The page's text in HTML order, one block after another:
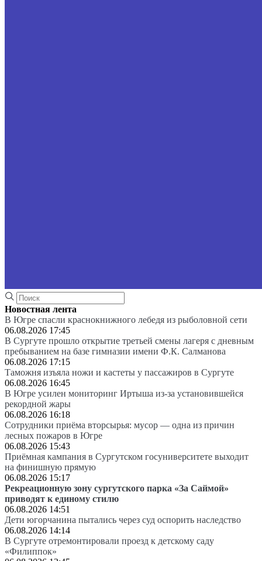
Новостная лента
В Югре спасли краснокнижного лебедя из рыболовной сети
06.08.2026 17:45
В Сургуте прошло открытие третьей смены лагеря с дневным
пребыванием на базе гимназии имени Ф.К. Салманова
06.08.2026 17:15
Таможня изъяла ножи и кастеты у пассажиров в Сургуте
06.08.2026 16:45
В Югре усилен мониторинг Иртыша из-за установившейся
рекордной жары
06.08.2026 16:18
Сотрудники приёма вторсырья: мусор — одна из причин
лесных пожаров в Югре
06.08.2026 15:43
Приёмная кампания в Сургутском госуниверситете выходит
на финишную прямую
06.08.2026 15:17
Рекреационную зону сургутского парка «За Саймой»
приводят к единому стилю
06.08.2026 14:51
Дети югорчанина пытались через суд оспорить наследство
06.08.2026 14:14
В Сургуте отремонтировали проезд к детскому саду
«Филиппок»